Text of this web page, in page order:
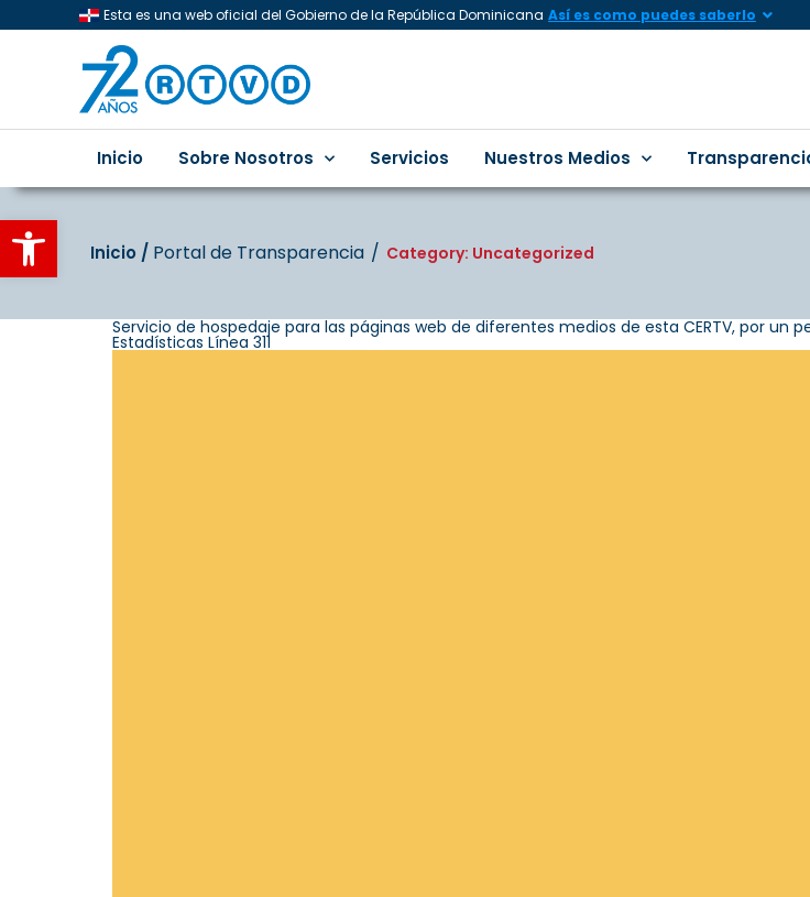
Abrir barra de herramientas
Esta es una web oficial del Gobierno de la República Dominicana Así es como puedes saberlo
Inicio Sobre Nosotros Servicios Nuestros Medios
Inicio‎‎ /‎ ‎ Portal de Transparencia Category: Uncategorized
Servicio de hospedaje para las páginas web de diferentes medios de esta CERTV, por un
Estadísticas Línea 311